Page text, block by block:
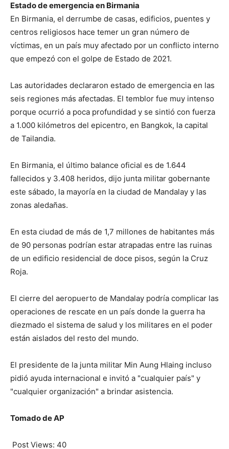
Estado de emergencia en Birmania
En Birmania, el derrumbe de casas, edificios, puentes y
centros religiosos hace temer un gran número de
víctimas, en un país muy afectado por un conflicto interno
que empezó con el golpe de Estado de 2021.
Las autoridades declararon estado de emergencia en las
seis regiones más afectadas. El temblor fue muy intenso
porque ocurrió a poca profundidad y se sintió con fuerza
a 1.000 kilómetros del epicentro, en Bangkok, la capital
de Tailandia.
En Birmania, el último balance oficial es de 1.644
fallecidos y 3.408 heridos, dijo junta militar gobernante
este sábado, la mayoría en la ciudad de Mandalay y las
zonas aledañas.
En esta ciudad de más de 1,7 millones de habitantes más
de 90 personas podrían estar atrapadas entre las ruinas
de un edificio residencial de doce pisos, según la Cruz
Roja.
El cierre del aeropuerto de Mandalay podría complicar las
operaciones de rescate en un país donde la guerra ha
diezmado el sistema de salud y los militares en el poder
están aislados del resto del mundo.
El presidente de la junta militar Min Aung Hlaing incluso
pidió ayuda internacional e invitó a "cualquier país" y
"cualquier organización" a brindar asistencia.
Tomado de AP
Post Views: 40